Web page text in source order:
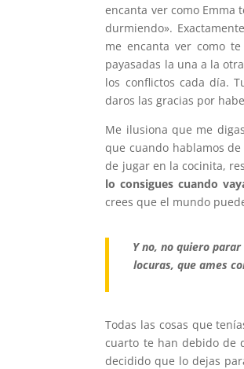
encanta ver como Emma
durmiendo».
me encanta ver como
payasadas la una a la
los conflictos cada día.
daros las gracias por
Me ilusiona que me
que cuando hablamos
de jugar en la cocinita,
lo consigues cuando
crees que el mundo
Y no, no quiero
locuras, que ames
Todas las cosas que
cuarto te han debido de
decidido que lo dejas